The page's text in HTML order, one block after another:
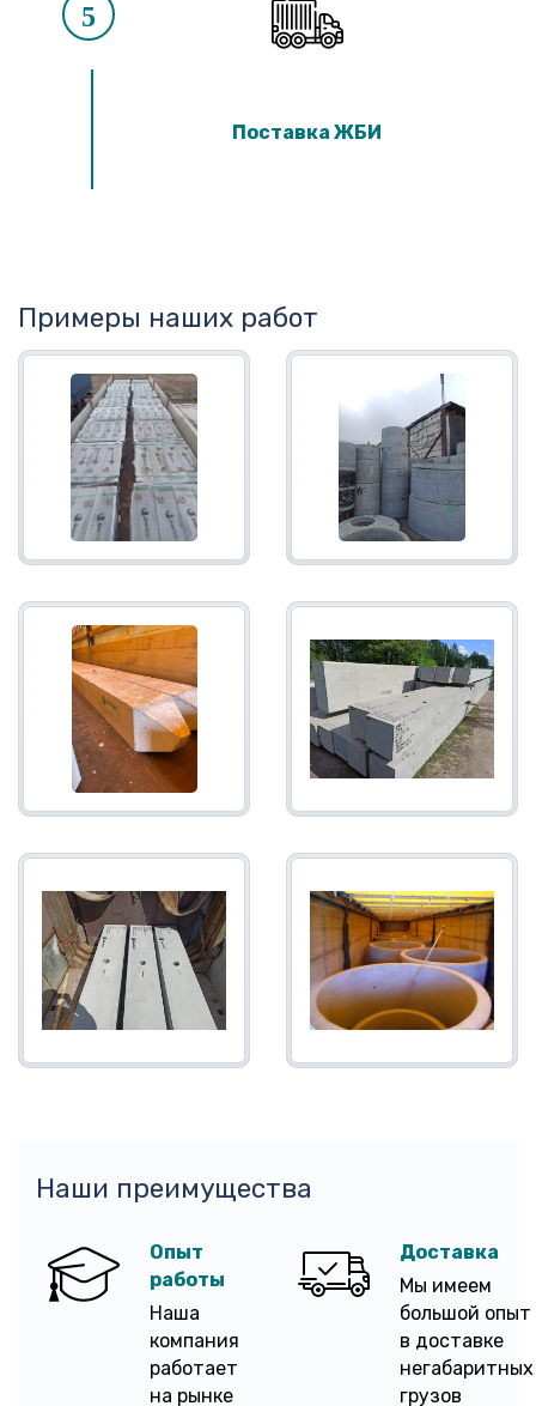
5
Поставка ЖБИ
Примеры наших работ
Наши преимущества
Опыт
работы
Наша
компания
работает
на рынке
Доставка
Мы имеем
большой опыт
в доставке
негабаритных
грузов